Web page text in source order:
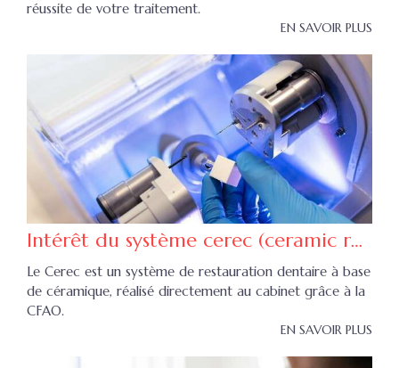
réussite de votre traitement.
EN SAVOIR PLUS
Intérêt du système cerec (ceramic reconstruction)
Le Cerec est un système de restauration dentaire à base
de céramique, réalisé directement au cabinet grâce à la
CFAO.
EN SAVOIR PLUS